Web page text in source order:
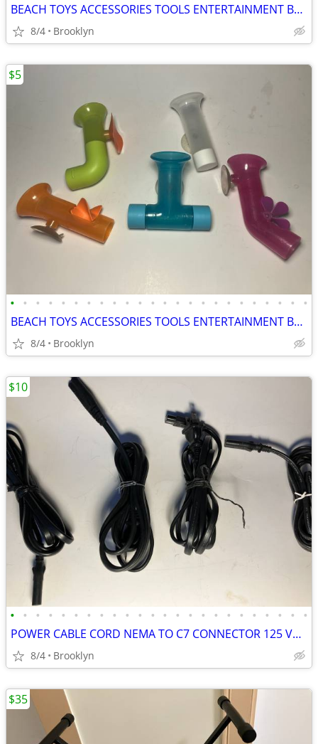
BEACH TOYS ACCESSORIES TOOLS ENTERTAINMENT BREAKAWAY KIDS OUTDOOR FUN
8/4 Brooklyn
• • • • • • • • • • • • • • • • • • • • • • • •
BEACH TOYS ACCESSORIES TOOLS ENTERTAINMENT BREAKAWAY KIDS OUTDOOR FUN
8/4 Brooklyn
$5
• • • • • • • • • • • • • • • • • • • • • • • •
POWER CABLE CORD NEMA TO C7 CONNECTOR 125 VOLT 6FT BLACK PV INSULATION
8/4 Brooklyn
$10
$35